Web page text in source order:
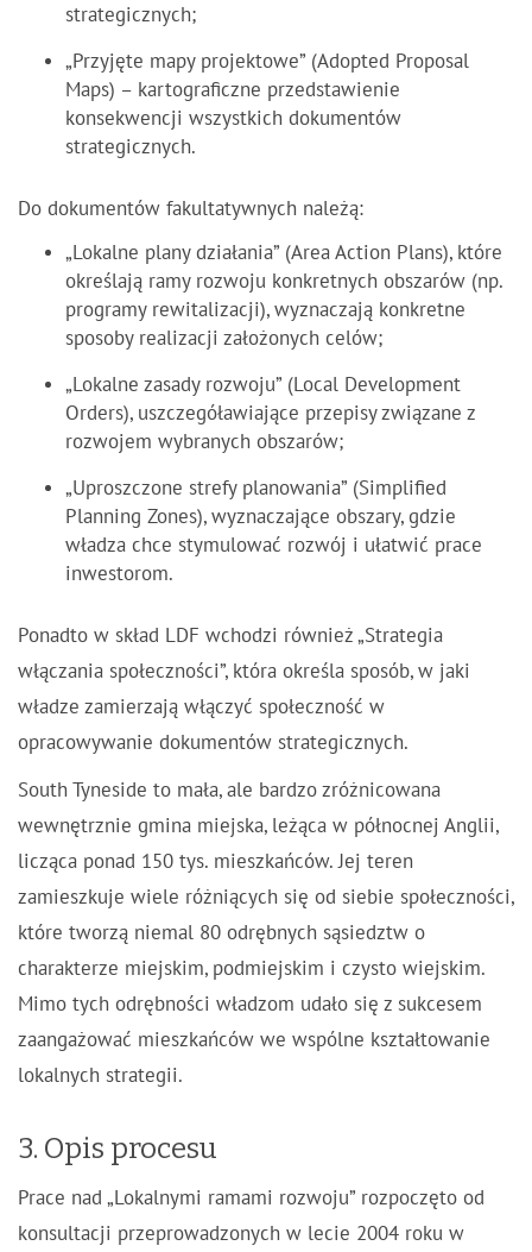
strategicznych;
„Przyjęte mapy projektowe” (Adopted Proposal
Maps) – kartograficzne przedstawienie
konsekwencji wszystkich dokumentów
strategicznych.
Do dokumentów fakultatywnych należą:
„Lokalne plany działania” (Area Action Plans), które
określają ramy rozwoju konkretnych obszarów (np.
programy rewitalizacji), wyznaczają konkretne
sposoby realizacji założonych celów;
„Lokalne zasady rozwoju” (Local Development
Orders), uszczegóławiające przepisy związane z
rozwojem wybranych obszarów;
„Uproszczone strefy planowania” (Simplified
Planning Zones), wyznaczające obszary, gdzie
władza chce stymulować rozwój i ułatwić prace
inwestorom.
Ponadto w skład LDF wchodzi również „Strategia
włączania społeczności”, która określa sposób, w jaki
władze zamierzają włączyć społeczność w
opracowywanie dokumentów strategicznych.
South Tyneside to mała, ale bardzo zróżnicowana
wewnętrznie gmina miejska, leżąca w północnej Anglii,
licząca ponad 150 tys. mieszkańców. Jej teren
zamieszkuje wiele różniących się od siebie społeczności,
które tworzą niemal 80 odrębnych sąsiedztw o
charakterze miejskim, podmiejskim i czysto wiejskim.
Mimo tych odrębności władzom udało się z sukcesem
zaangażować mieszkańców we wspólne kształtowanie
lokalnych strategii.
3. Opis procesu
Prace nad „Lokalnymi ramami rozwoju” rozpoczęto od
konsultacji przeprowadzonych w lecie 2004 roku w